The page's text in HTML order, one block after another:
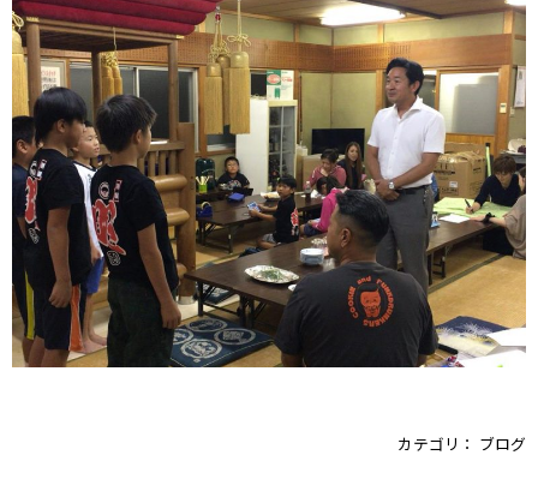
カテゴリ： ブログ